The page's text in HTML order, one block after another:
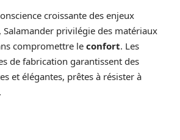
croissante des enjeux
privilégie des matériaux
compromettre le confort. Les
de fabrication garantissent des
et élégantes, prêtes à résister à